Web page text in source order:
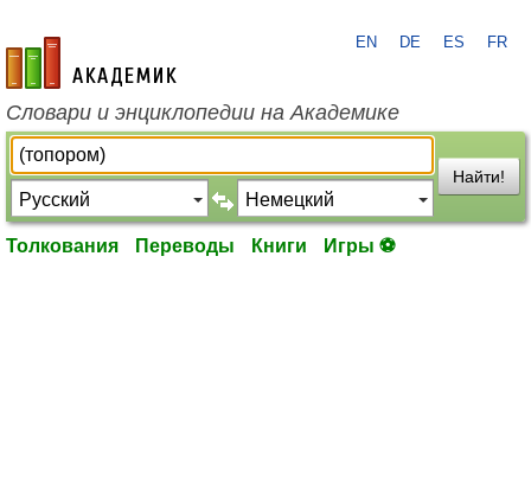
academic.ru
EN DE ES FR
Словари и энциклопедии на Академике
Найти!
Толкования Переводы Книги Игры ⚽